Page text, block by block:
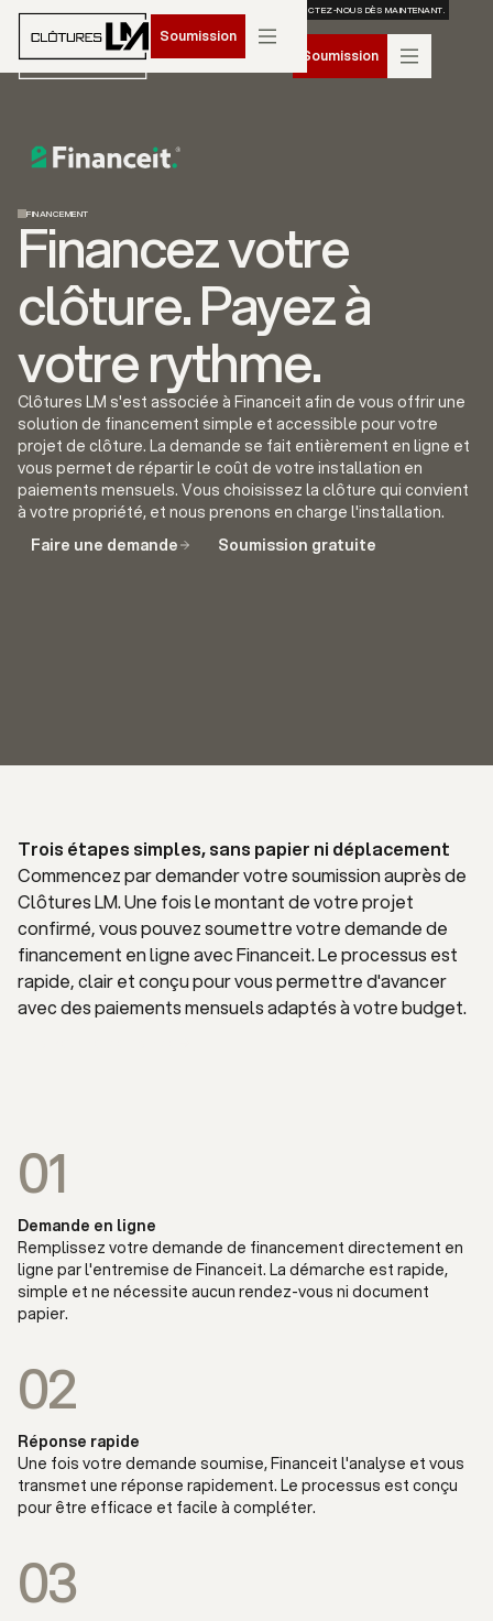
RÉSERVEZ VOTRE INSTALLATION POUR LE PRINTEMPS 2026. CONTACTEZ-NOUS DÈS MAINTENANT.
Soumission
Soumission
FINANCEMENT
Financez votre
clôture. Payez à
votre rythme.
Clôtures LM s'est associée à Financeit afin de vous offrir une
solution de financement simple et accessible pour votre
projet de clôture. La demande se fait entièrement en ligne et
vous permet de répartir le coût de votre installation en
paiements mensuels. Vous choisissez la clôture qui convient
à votre propriété, et nous prenons en charge l'installation.
Faire une demande
Soumission gratuite
Trois étapes simples, sans papier ni déplacement
Commencez par demander votre soumission auprès de
Clôtures LM. Une fois le montant de votre projet
confirmé, vous pouvez soumettre votre demande de
financement en ligne avec Financeit. Le processus est
rapide, clair et conçu pour vous permettre d'avancer
avec des paiements mensuels adaptés à votre budget.
01
Demande en ligne
Remplissez votre demande de financement directement en
ligne par l'entremise de Financeit. La démarche est rapide,
simple et ne nécessite aucun rendez-vous ni document
papier.
02
Réponse rapide
Une fois votre demande soumise, Financeit l'analyse et vous
transmet une réponse rapidement. Le processus est conçu
pour être efficace et facile à compléter.
03